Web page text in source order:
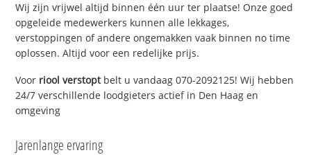
Wij zijn vrijwel altijd binnen één uur ter plaatse! Onze goed
opgeleide medewerkers kunnen alle lekkages,
verstoppingen of andere ongemakken vaak binnen no time
oplossen. Altijd voor een redelijke prijs.
Voor riool verstoptbelt u vandaag 070-2092125! Wij hebben
24/7 verschillende loodgieters actief in Den Haag en
omgeving
Jarenlange ervaring